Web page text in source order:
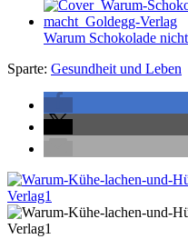
Warum Schokolade
Sparte: Gesundheit und Leben
Seitenleiste